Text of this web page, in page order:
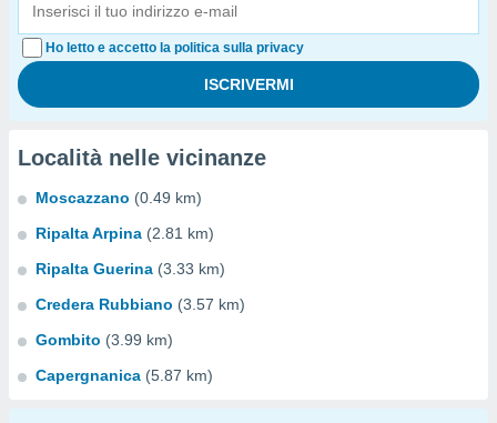
Ho letto e accetto la politica sulla privacy
Località nelle vicinanze
Moscazzano (0.49 km)
Ripalta Arpina (2.81 km)
Ripalta Guerina (3.33 km)
Credera Rubbiano (3.57 km)
Gombito (3.99 km)
Capergnanica (5.87 km)